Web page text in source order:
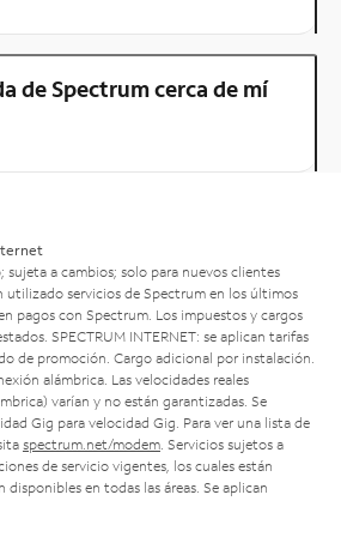
de Spectrum cerca de mí
a cambios; solo para nuevos clientes
utilizado servicios de Spectrum en los últimos
pagos con Spectrum. Los impuestos y cargos
SPECTRUM INTERNET: se aplican tarifas
de promoción. Cargo adicional por instalación.
alámbrica. Las velocidades reales
varían y no están garantizadas. Se
Gig para velocidad Gig. Para ver una lista de
spectrum.net/modem . Servicios sujetos a
de servicio vigentes, los cuales están
disponibles en todas las áreas. Se aplican